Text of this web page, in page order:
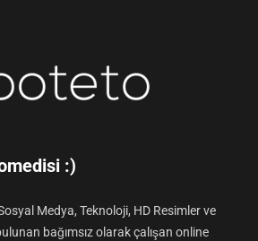
:)
Medya, Teknoloji, HD Resimler ve
bağımsız olarak çalışan online